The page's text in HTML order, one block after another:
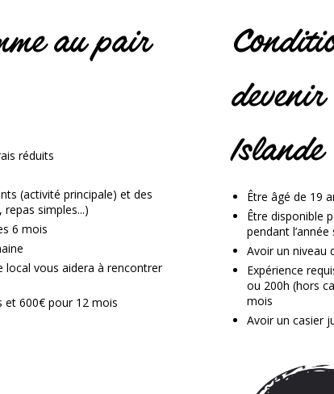
au pair
réduits
(activité principale) et des
simples...)
6 mois
local vous aidera à rencontrer
et 600€ pour 12 mois
Islande
Être âgé de 19
Être disponible
pendant l’année
Avoir un niveau
Expérience
ou 200h (hors
mois
Avoir un casier